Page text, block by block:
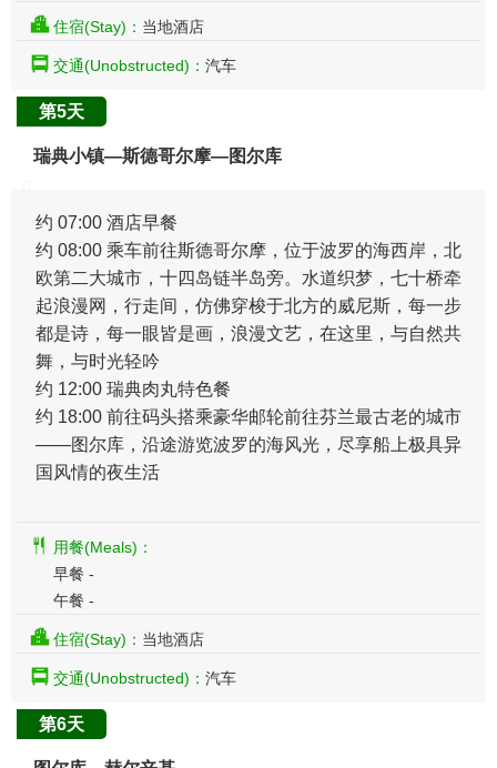
住宿(Stay)： 当地酒店
交通(Unobstructed)： 汽车
第5天
瑞典小镇—斯德哥尔摩—图尔库
约 07:00 酒店早餐
约 08:00 乘车前往斯德哥尔摩，位于波罗的海西岸，北
欧第二大城市，十四岛链半岛旁。水道织梦，七十桥牵
起浪漫网，行走间，仿佛穿梭于北方的威尼斯，每一步
都是诗，每一眼皆是画，浪漫文艺，在这里，与自然共
舞，与时光轻吟
约 12:00 瑞典肉丸特色餐
约 18:00 前往码头搭乘豪华邮轮前往芬兰最古老的城市
——图尔库，沿途游览波罗的海风光，尽享船上极具异
国风情的夜生活
用餐(Meals)：
早餐 -
午餐 -
住宿(Stay)： 当地酒店
交通(Unobstructed)： 汽车
第6天